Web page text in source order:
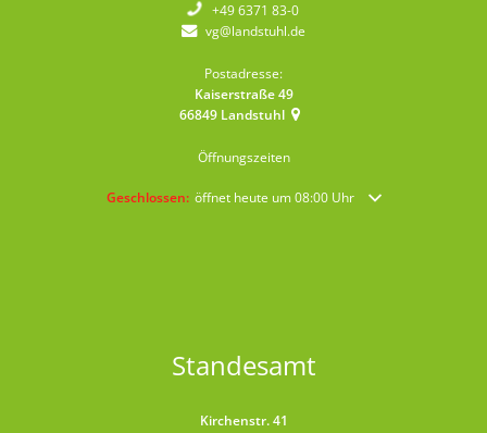
+49 6371 83-0
vg@landstuhl.de
Postadresse:
Kaiserstraße 49
66849 Landstuhl
Öffnungszeiten
Klicken, um weitere Öffnungs- oder Schließzeiten
Geschlossen: öffnet heute um 08:00 Uhr
Standesamt
Kirchenstr. 41